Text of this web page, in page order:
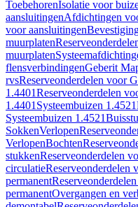
ToebehorenIsolatie voor
aansluitingenAfdichtingen
voor aansluitingen
muurplaten
muurplaten
flensverbindingenGeberit
rvsReserveonderdelen voor
1.4401Reserveonderdelen
1.4401 Systeembuizen 1.4521
Systeembuizen 1.4521
SokkenVerlopen
VerlopenBochten
stukkenReserveonderdelen
circulatieReserveonderdelen
permanent
permanentOvergangen en